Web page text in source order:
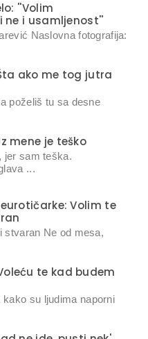
''Volim
ne i usamljenost''
Naslovna fotografija:
ako me tog jutra
poželiš tu sa desne
mene je teško
jer sam teška.
...
Volim te
stvaran Ne od mesa,
te kad budem
su ljudima naporni